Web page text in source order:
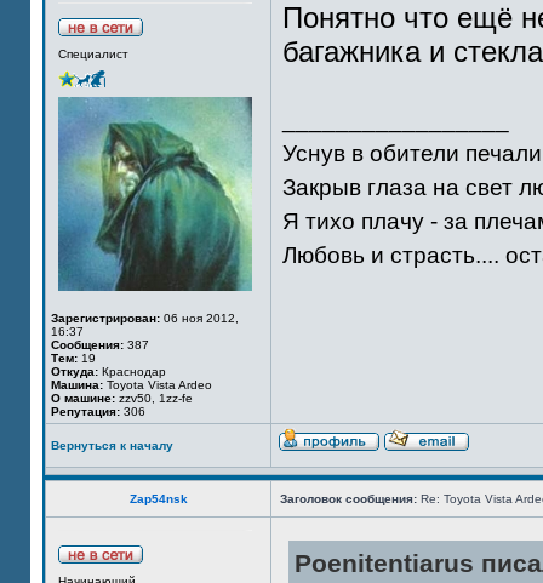
Специалист
Зарегистрирован: 06 ноя 2012,
16:37
Сообщения: 387
Тем: 19
Откуда: Краснодар
Машина: Toyota Vista Ardeo
О машине: zzv50, 1zz-fe
Репутация: 306
Понятно что ещё
багажника и
Уснув в обители
Закрыв глаза на свет
Я тихо плачу - за
Любовь и страсть....
Вернуться к началу
Zap54nsk Заголовок сообщения: Re: Toyota Vista
Poenitentiarus